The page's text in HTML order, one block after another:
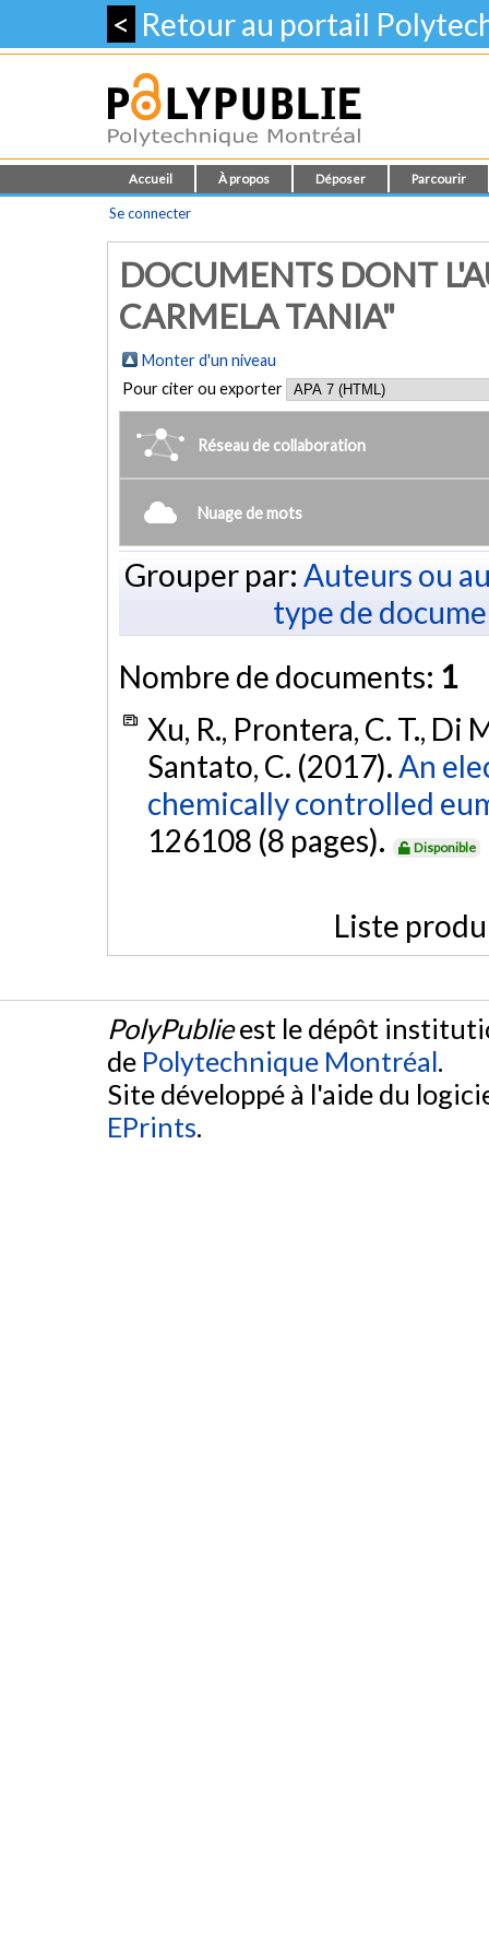
< Retour au portail
Accueil À propos Déposer Parcourir
Se connecter
DOCUMENTS DONT
CARMELA TANIA"
Monter d'un niveau
Pour citer ou exporter
Réseau de collaboration
Nuage de mots
Grouper par: Auteurs ou
type de
Nombre de documents: 1
Xu, R., Prontera, C. T., Di
Santato, C. (2017).An
chemically controlled
126108 (8 pages).
Disponible
Liste
PolyPublieest le dépôt
de Polytechnique Montréal.
Site développé à l'aide du
EPrints.